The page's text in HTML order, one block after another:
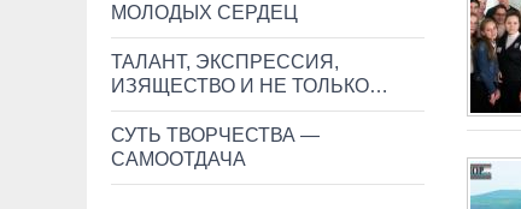
МОЛОДЫХ СЕРДЕЦ
ТАЛАНТ, ЭКСПРЕССИЯ,
ИЗЯЩЕСТВО И НЕ ТОЛЬКО…
СУТЬ ТВОРЧЕСТВА —
САМООТДАЧА